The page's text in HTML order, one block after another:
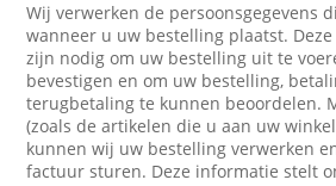
Wij verwerken de persoonsgegevens
wanneer u uw bestelling plaatst. Deze
zijn nodig om uw bestelling uit te
bevestigen en om uw bestelling,
terugbetaling te kunnen beoordelen.
(zoals de artikelen die u aan uw
kunnen wij uw bestelling verwerken
factuur sturen. Deze informatie stelt